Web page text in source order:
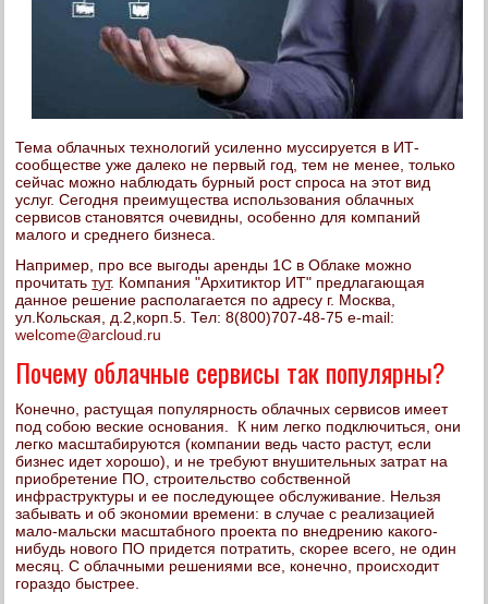
Тема облачных технологий усиленно муссируется в ИТ-
сообществе уже далеко не первый год, тем не менее, только
сейчас можно наблюдать бурный рост спроса на этот вид
услуг. Сегодня преимущества использования облачных
сервисов становятся очевидны, особенно для компаний
малого и среднего бизнеса.
Например, про все выгоды аренды 1С в Облаке можно
прочитатьтут. Компания "Архитиктор ИТ" предлагающая
данное решение располагается по адресу г. Москва,
ул.Кольская, д.2,корп.5. Тел: 8(800)707-48-75 e-mail:
welcome@arcloud.ru
Почему облачные сервисы так популярны?
Конечно, растущая популярность облачных сервисов имеет
под собою веские основания. К ним легко подключиться, они
легко масштабируются (компании ведь часто растут, если
бизнес идет хорошо), и не требуют внушительных затрат на
приобретение ПО, строительство собственной
инфраструктуры и ее последующее обслуживание. Нельзя
забывать и об экономии времени: в случае с реализацией
мало-мальски масштабного проекта по внедрению какого-
нибудь нового ПО придется потратить, скорее всего, не один
месяц. С облачными решениями все, конечно, происходит
гораздо быстрее.